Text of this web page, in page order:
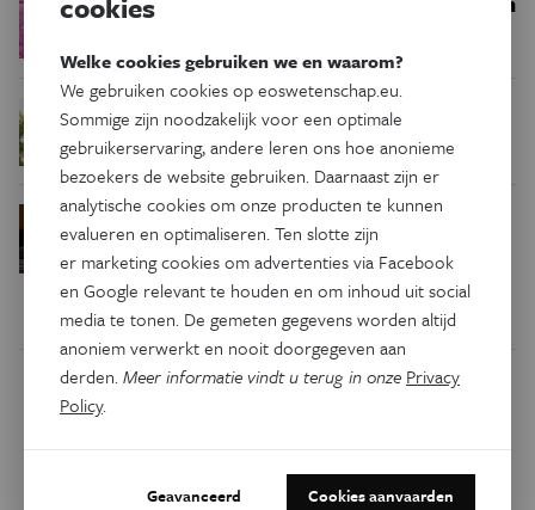
Podcast Natuur & Milieu
insecten in de winter?
Psyche & Brein Waarom we tinnitus
in de hersenen moeten zoeken
cookies
Welke cookies gebruiken we en waarom?
We gebruiken cookies op eoswetenschap.eu.
Sommige zijn noodzakelijk voor een optimale
gebruikerservaring, andere leren ons hoe anonieme
bezoekers de website gebruiken. Daarnaast zijn er
analytische cookies om onze producten te kunnen
evalueren en optimaliseren. Ten slotte zijn
er marketing cookies om advertenties via Facebook
en Google relevant te houden en om inhoud uit social
media te tonen. De gemeten gegevens worden altijd
anoniem verwerkt en nooit doorgegeven aan
derden.Meer informatie vindt u terug in onze Privacy
Policy.
Geavanceerd Cookies aanvaarden